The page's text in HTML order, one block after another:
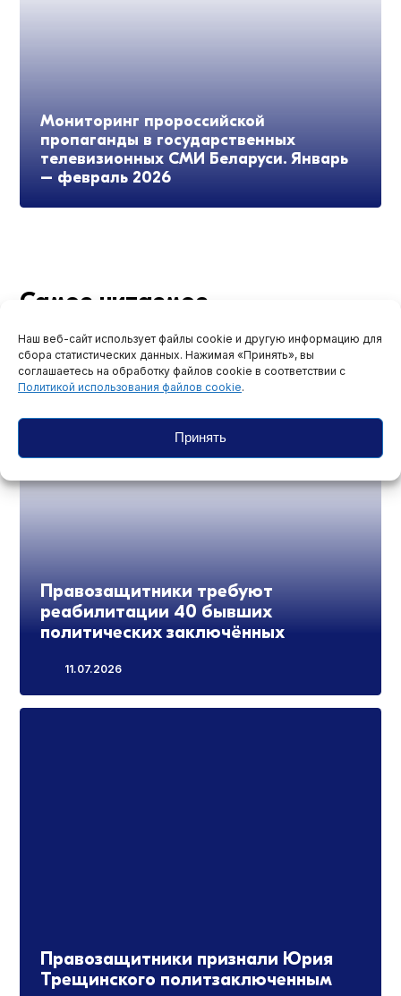
Наш веб-сайт использует файлы cookie и другую информацию для
сбора статистических данных. Нажимая «Принять», вы
соглашаетесь на обработку файлов cookie в соответствии с
Политикой использования файлов cookie.
Принять
Мониторинг пророссийской
пропаганды в государственных
телевизионных СМИ Беларуси. Январь
– февраль 2026
Самое читаемое
Правозащитники требуют
реабилитации 40 бывших
политических заключённых
11.07.2026
Правозащитники признали Юрия
Трещинского политзаключенным